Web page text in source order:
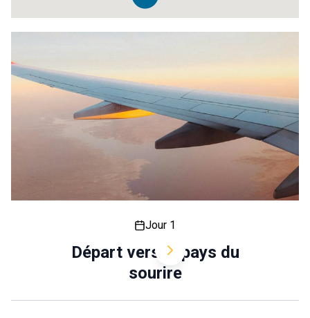
Jour 1
Départ vers le pays du
sourire